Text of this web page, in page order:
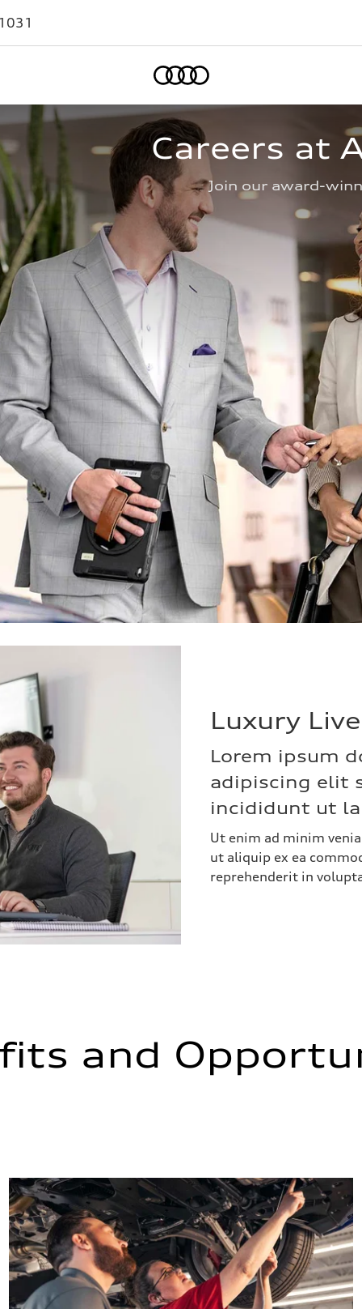
Careers at
Join our award-
Luxury
Lorem ipsum
adipiscing elit
incididunt ut
Ut enim ad minim
ut aliquip ex ea
reprehenderit in
and